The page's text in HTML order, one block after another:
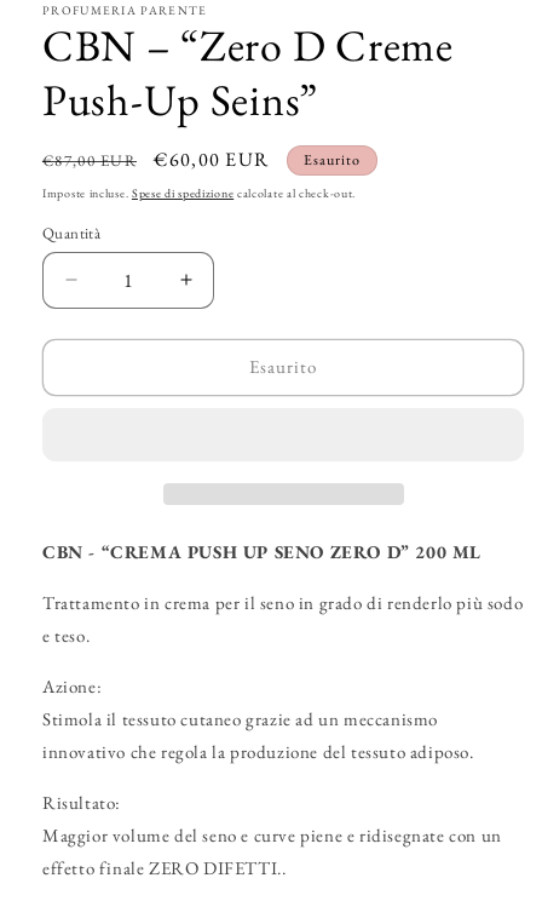
finestra
modale
PROFUMERIA PARENTE
CBN – “Zero D Creme
Push-Up Seins”
Prezzo
di
€87,00 EUR
Prezzo
scontato
€60,00 EUR Esaurito
Imposte incluse. Spese di spedizione calcolate al check-out.
Quantità
Diminuisci
quantità
per
–
Seins”
Aumenta
quantità
per
–
Seins”
Esaurito
CBN - “CREMA PUSH UP SENO ZERO D” 200 ML
Trattamento in crema per il seno in grado di renderlo più sodo
e teso.
Azione:
Stimola il tessuto cutaneo grazie ad un meccanismo
innovativo che regola la produzione del tessuto adiposo.
Risultato:
Maggior volume del seno e curve piene e ridisegnate con un
effetto finale ZERO DIFETTI..